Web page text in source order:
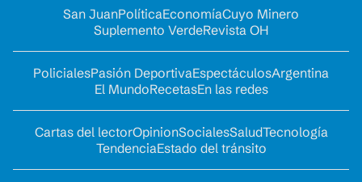
San JuanPolíticaEconomíaCuyo Minero
Suplemento VerdeRevista OH
PolicialesPasión DeportivaEspectáculosArgentina
El MundoRecetasEn las redes
Cartas del lectorOpinionSocialesSaludTecnología
TendenciaEstado del tránsito